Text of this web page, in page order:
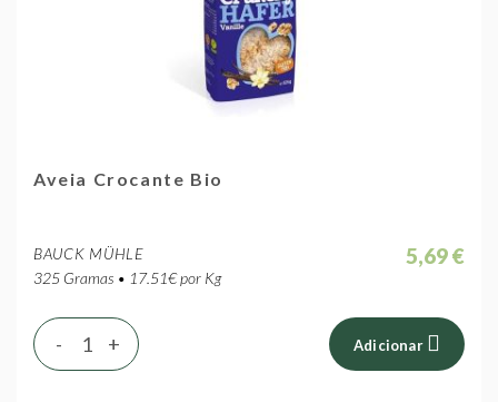
Aveia Crocante Bio
BAUCK MÜHLE
325 Gramas • 17.51€ por Kg
5,69 €
+
- Adicionar